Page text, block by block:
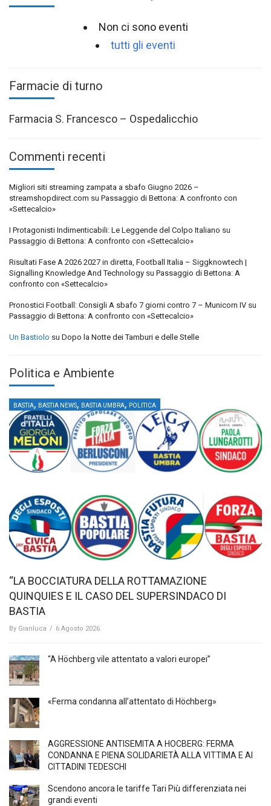
Non ci sono eventi
tutti gli eventi
Farmacie di turno
Farmacia S. Francesco – Ospedalicchio
Commenti recenti
Migliori siti streaming zampata a sbafo Giugno 2026 –
streamshopdirect.com su Passaggio di Bettona: A confronto con
«Settecalcio»
I Protagonisti Indimenticabili: Le Leggende del Colpo Italiano su
Passaggio di Bettona: A confronto con «Settecalcio»
Risultati Fase A 2026 2027 in diretta, Football Italia – Siggknowtech |
Signalling Knowledge And Technology su Passaggio di Bettona: A
confronto con «Settecalcio»
Pronostici Football: Consigli A sbafo 7 giorni contro 7 – Municorn IV su
Passaggio di Bettona: A confronto con «Settecalcio»
Un Bastiolo su Dopo la Notte dei Tamburi e delle Stelle
Politica e Ambiente
BASTIA, BASTIA NEWS, BASTIA UMBRA, POLITICA
“LA BOCCIATURA DELLA ROTTAMAZIONE
QUINQUIES E IL CASO DEL SUPERSINDACO DI
BASTIA
By Gianluca / 6 Agosto 2026
“A Höchberg vile attentato a valori europei”
«Ferma condanna all’attentato di Höchberg»
AGGRESSIONE ANTISEMITA A HÖCBERG: FERMA
CONDANNA E PIENA SOLIDARIETÀ ALLA VITTIMA E AI
CITTADINI TEDESCHI
Scendono ancora le tariffe Tari Più differenziata nei
grandi eventi